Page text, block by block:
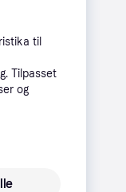
kr.
til
Tilpasset
og